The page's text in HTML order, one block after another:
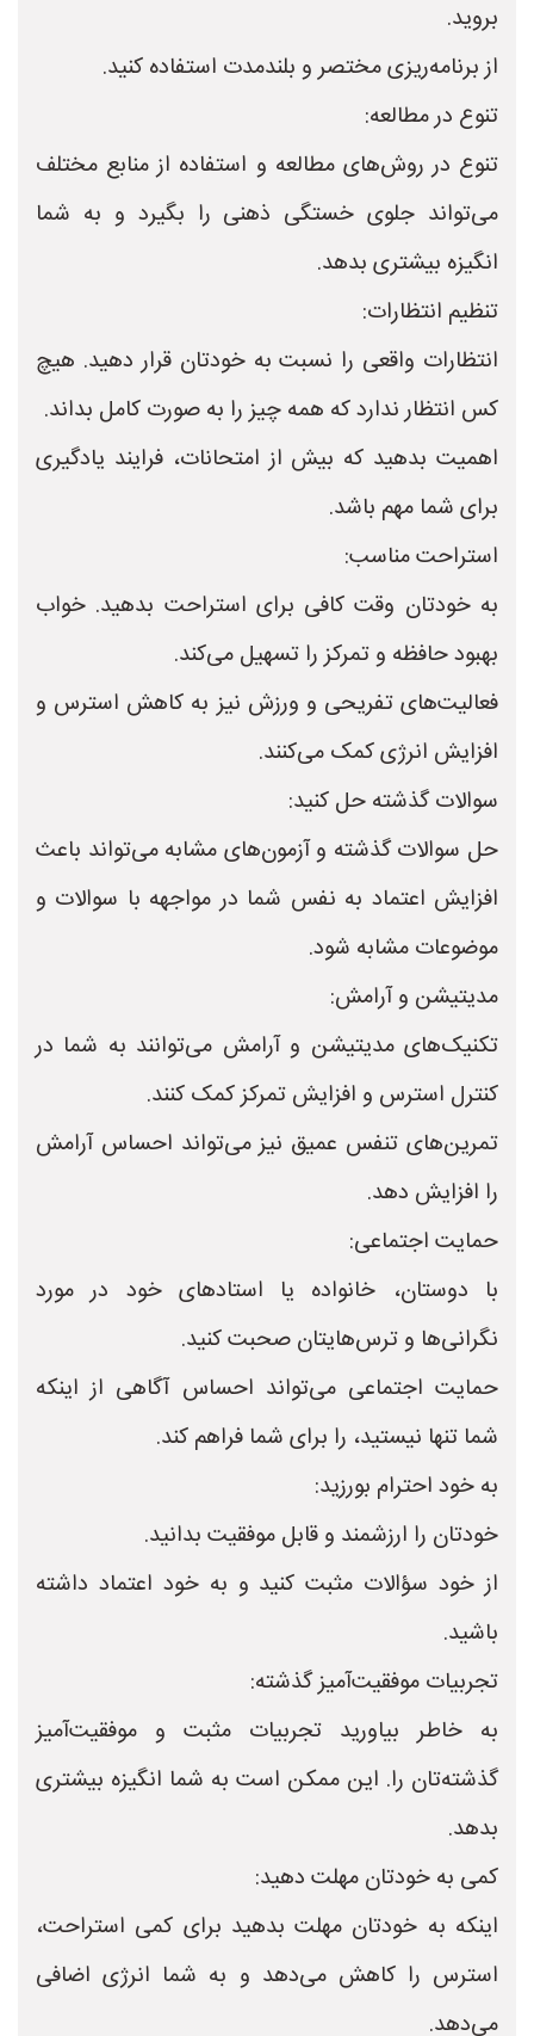
بروید.
از برنامه‌ریزی مختصر و بلندمدت استفاده کنید.
تنوع در مطالعه:
تنوع در روش‌های مطالعه و استفاده از منابع مختلف
می‌تواند جلوی خستگی ذهنی را بگیرد و به شما
انگیزه بیشتری بدهد.
تنظیم انتظارات:
انتظارات واقعی را نسبت به خودتان قرار دهید. هیچ
کس انتظار ندارد که همه چیز را به صورت کامل بداند.
اهمیت بدهید که بیش از امتحانات، فرایند یادگیری
برای شما مهم باشد.
استراحت مناسب:
به خودتان وقت کافی برای استراحت بدهید. خواب
بهبود حافظه و تمرکز را تسهیل می‌کند.
فعالیت‌های تفریحی و ورزش نیز به کاهش استرس و
افزایش انرژی کمک می‌کنند.
سوالات گذشته حل کنید:
حل سوالات گذشته و آزمون‌های مشابه می‌تواند باعث
افزایش اعتماد به نفس شما در مواجهه با سوالات و
موضوعات مشابه شود.
مدیتیشن و آرامش:
تکنیک‌های مدیتیشن و آرامش می‌توانند به شما در
کنترل استرس و افزایش تمرکز کمک کنند.
تمرین‌های تنفس عمیق نیز می‌تواند احساس آرامش
را افزایش دهد.
حمایت اجتماعی:
با دوستان، خانواده یا استادهای خود در مورد
نگرانی‌ها و ترس‌هایتان صحبت کنید.
حمایت اجتماعی می‌تواند احساس آگاهی از اینکه
شما تنها نیستید، را برای شما فراهم کند.
به خود احترام بورزید:
خودتان را ارزشمند و قابل موفقیت بدانید.
از خود سؤالات مثبت کنید و به خود اعتماد داشته
باشید.
تجربیات موفقیت‌آمیز گذشته:
به خاطر بیاورید تجربیات مثبت و موفقیت‌آمیز
گذشته‌تان را. این ممکن است به شما انگیزه بیشتری
بدهد.
کمی به خودتان مهلت دهید:
اینکه به خودتان مهلت بدهید برای کمی استراحت،
استرس را کاهش می‌دهد و به شما انرژی اضافی
می‌دهد.